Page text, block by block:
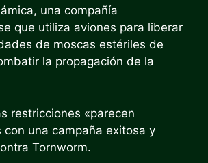
una compañía
que utiliza aviones para liberar
de moscas estériles de
la propagación de la
restricciones «parecen
con una campaña exitosa y
Tornworm.